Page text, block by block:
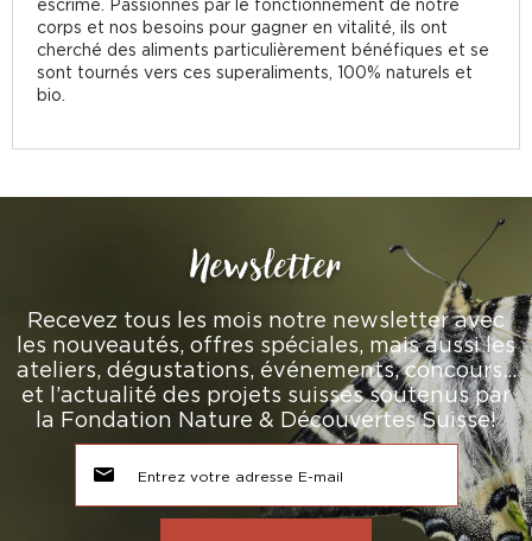
escrime. Passionnés par le fonctionnement de notre
corps et nos besoins pour gagner en vitalité, ils ont
cherché des aliments particulièrement bénéfiques et se
sont tournés vers ces superaliments, 100% naturels et
bio.
Newsletter
Recevez tous les mois notre newsletter avec
les nouveautés, offres spéciales, mais aussi les
ateliers, dégustations, événements, concours…
et l’actualité des projets suisses soutenus par
la Fondation Nature & Découvertes Suisse!